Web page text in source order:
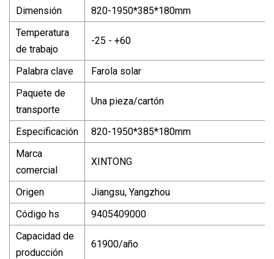
Dimensión
820-1950*385*180mm
Temperatura
de trabajo
-25 - +60
Palabra clave
Farola solar
Paquete de
transporte
Una pieza/cartón
Especificación
820-1950*385*180mm
Marca
comercial
XINTONG
Origen
Jiangsu, Yangzhou
Código hs
9405409000
Capacidad de
producción
61900/año